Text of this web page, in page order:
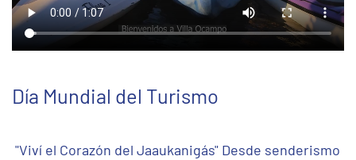
Día Mundial del Turismo
"Viví el Corazón del Jaaukanigás" Desde senderismo